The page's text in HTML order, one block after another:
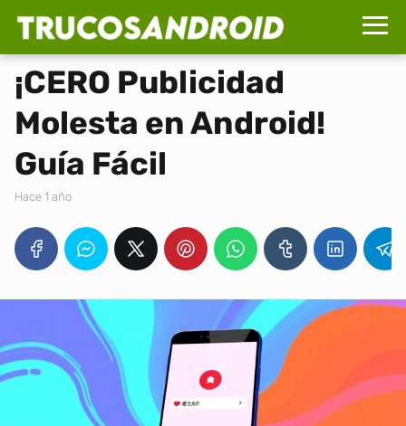
¡CERO Publicidad
Molesta en Android!
Guía Fácil
hace 1 año